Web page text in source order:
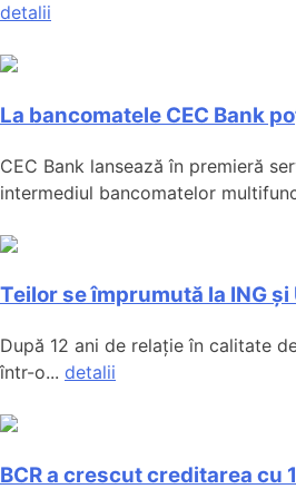
detalii
La bancomatele CEC Bank
CEC Bank lansează în premieră
intermediul bancomatelor
Teilor se împrumută la ING
După 12 ani de relație în calitate
într-o... detalii
BCR a crescut creditarea cu